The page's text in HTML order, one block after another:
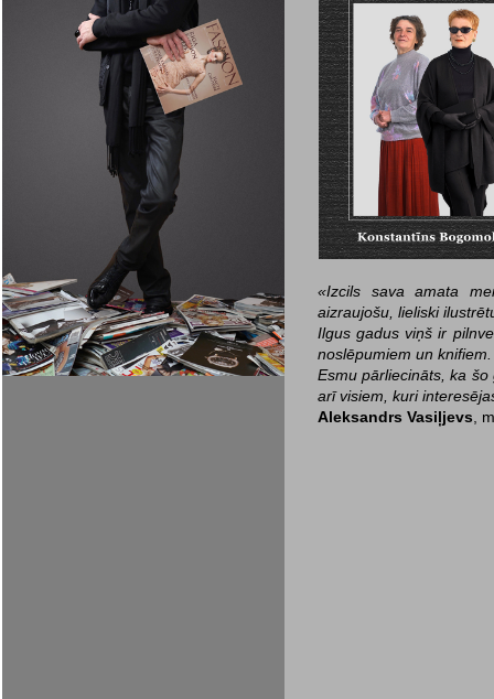
«Izcils sava amata
aizraujošu, lieliski
Ilgus gadus viņš ir
noslēpumiem un knifiem.
Esmu pārliecināts, ka
arī visiem, kuri
Aleksandrs Vasiļjevs ,